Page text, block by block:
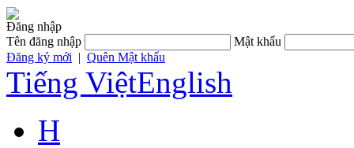
Đăng nhập
Tên đăng nhập
Mật khẩu
Đăng ký mới | Quên Mật khẩu
Tiếng ViệtEnglish
H